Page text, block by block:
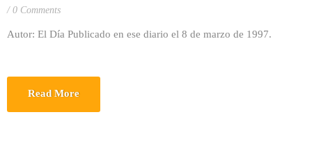
0 Comments
Autor: El Día Publicado en ese diario el 8 de marzo de 1997.
Read More